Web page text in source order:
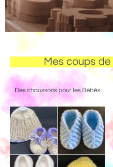
Mes coups
Des chaussons pour les Bébés